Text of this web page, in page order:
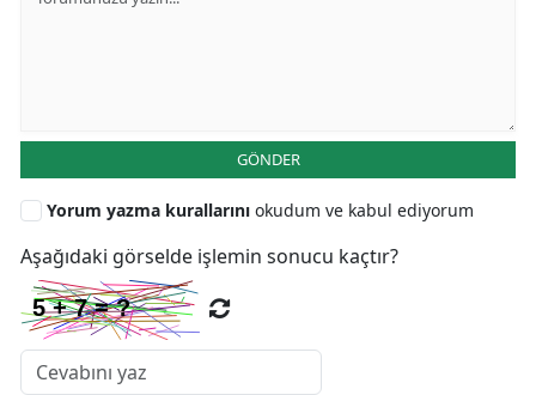
GÖNDER
Yorum yazma kurallarını okudum ve kabul ediyorum
Aşağıdaki görselde işlemin sonucu kaçtır?